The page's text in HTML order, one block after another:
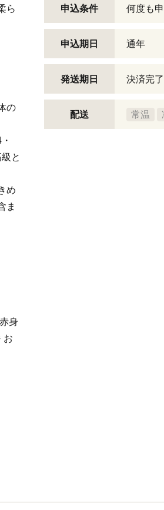
ら
の
と
め
ま
身
お
申込条件 何度も
申込期日 通年
発送期日 決済完
配送 常温